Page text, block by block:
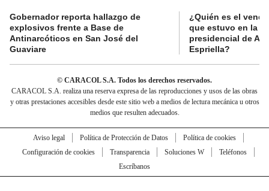
Gobernador reporta hallazgo de
explosivos frente a Base de
Antinarcóticos en San José del
Guaviare
¿Quién es el
que estuvo en la
presidencial de
Espriella?
© CARACOL S.A. Todos los derechos reservados.
CARACOL S.A. realiza una reserva expresa de las reproducciones y usos de las obras
y otras prestaciones accesibles desde este sitio web a medios de lectura mecánica u otros
medios que resulten adecuados.
Aviso legal Política de Protección de Datos
Política de cookies
Configuración de cookies
Transparencia Soluciones W
Teléfonos
Escríbanos